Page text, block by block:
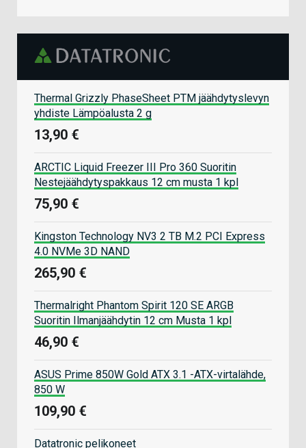
Thermal Grizzly PhaseSheet PTM jäähdytyslevyn
yhdiste Lämpöalusta 2 g
13,90 €
ARCTIC Liquid Freezer III Pro 360 Suoritin
Nestejäähdytyspakkaus 12 cm musta 1 kpl
75,90 €
Kingston Technology NV3 2 TB M.2 PCI Express
4.0 NVMe 3D NAND
265,90 €
Thermalright Phantom Spirit 120 SE ARGB
Suoritin Ilmanjäähdytin 12 cm Musta 1 kpl
46,90 €
ASUS Prime 850W Gold ATX 3.1 -ATX-virtalähde,
850 W
109,90 €
Datatronic pelikoneet